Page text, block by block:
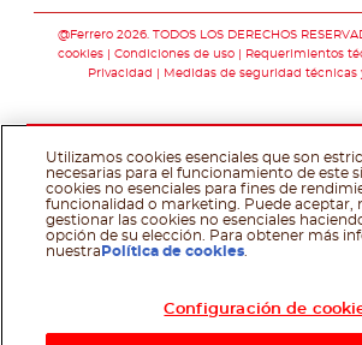
@Ferrero 2026. TODOS LOS DERECHOS
cookies
Condiciones de uso Requerimientos
Privacidad
Medidas de seguridad técnicas
Utilizamos cookies esenciales que son
necesarias para el funcionamiento de este
cookies no esenciales para fines de
funcionalidad o marketing. Puede aceptar,
gestionar las cookies no esenciales
opción de su elección. Para obtener más
nuestra Política de cookies
Configuración de